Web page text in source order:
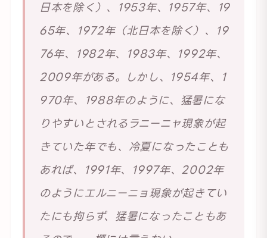
日本を除く）、1953年、1957年、19
65年、1972年（北日本を除く）、19
76年、1982年、1983年、1992年、
2009年がある。しかし、1954年、1
970年、1988年のように、猛暑にな
りやすいとされるラニーニャ現象が起
きていた年でも、冷夏になったことも
あれば、1991年、1997年、2002年
のようにエルニーニョ現象が起きてい
たにも拘らず、猛暑になったこともあ